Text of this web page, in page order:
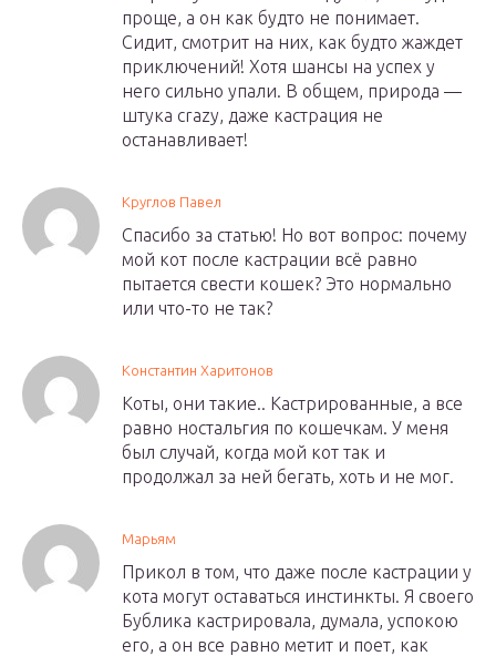
проще, а он как будто не понимает.
Сидит, смотрит на них, как будто жаждет
приключений! Хотя шансы на успех у
него сильно упали. В общем, природа —
штука crazy, даже кастрация не
останавливает!
Круглов Павел
Спасибо за статью! Но вот вопрос: почему
мой кот после кастрации всё равно
пытается свести кошек? Это нормально
или что-то не так?
Константин Харитонов
Коты, они такие.. Кастрированные, а все
равно ностальгия по кошечкам. У меня
был случай, когда мой кот так и
продолжал за ней бегать, хоть и не мог.
Марьям
Прикол в том, что даже после кастрации у
кота могут оставаться инстинкты. Я своего
Бублика кастрировала, думала, успокою
его, а он все равно метит и поет, как